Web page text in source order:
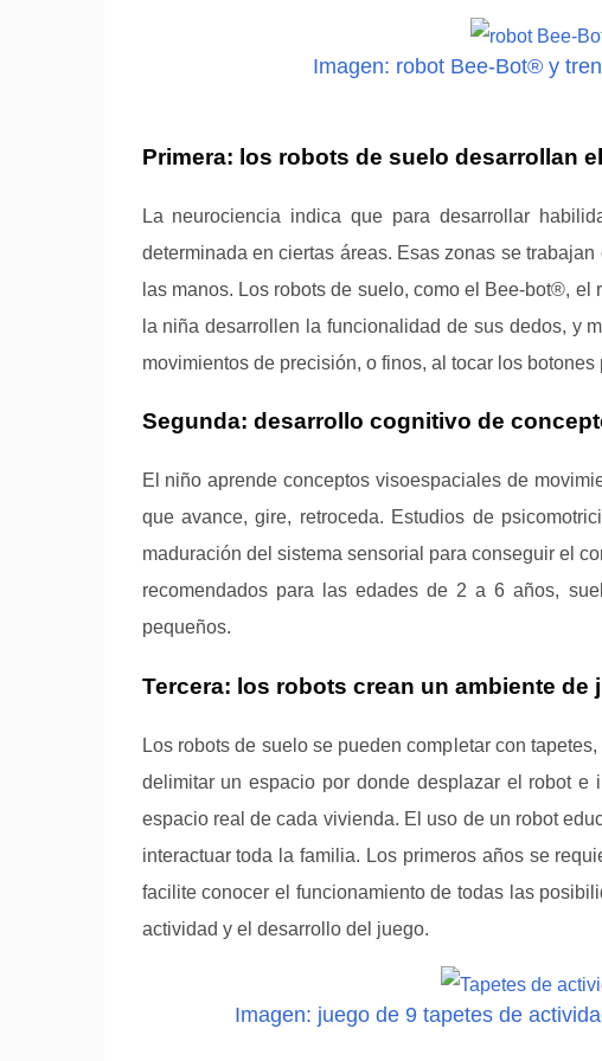
Imagen: robot Bee-Bot® y
Primera: los robots de suelo desarrollan
La neurociencia indica que para desarrollar
determinada en ciertas áreas. Esas zonas se
las manos. Los robots de suelo, como el Bee-bot®,
la niña desarrollen la funcionalidad de sus dedos, y
movimientos de precisión, o finos, al tocar los
Segunda: desarrollo cognitivo de
El niño aprende conceptos visoespaciales de
que avance, gire, retroceda. Estudios de
maduración del sistema sensorial para conseguir el
recomendados para las edades de 2 a 6 años,
pequeños.
Tercera: los robots crean un ambiente de
Los robots de suelo se pueden completar con
delimitar un espacio por donde desplazar el robot e
espacio real de cada vivienda. El uso de un robot
interactuar toda la familia. Los primeros años se
facilite conocer el funcionamiento de todas las
actividad y el desarrollo del juego.
Imagen: juego de 9 tapetes de